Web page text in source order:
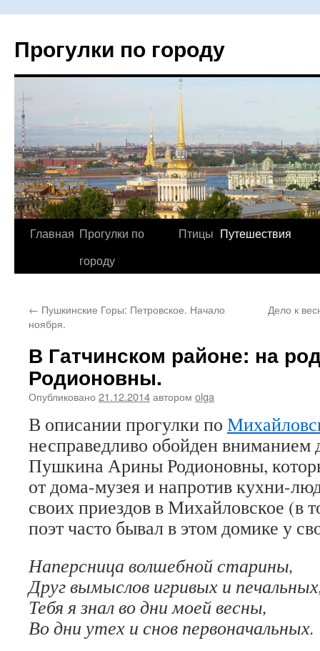
Прогулки по городу
Перейти
Главная Прогулки по
городу
Птицы Путешествия
← Пушкинские Горы: Петровское. Начало
ноября.
Дело к
В Гатчинском районе: на
Родионовны.
Опубликовано 21.12.2014автором olga
В описании прогулки по
несправедливо обойден вниманием
Пушкина Арины Родионовны,
от дома-музея и напротив кухни-
своих приездов в Михайловское (в
поэт часто бывал в этом домике у
Наперсница волшебной старины,
Друг вымыслов игривых и
Тебя я знал во дни моей весны,
Во дни утех и снов первоначальных.